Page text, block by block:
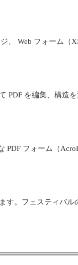
、 Web フォーム（
PDF を編集、構造
PDF フォーム（
す。フェスティバ